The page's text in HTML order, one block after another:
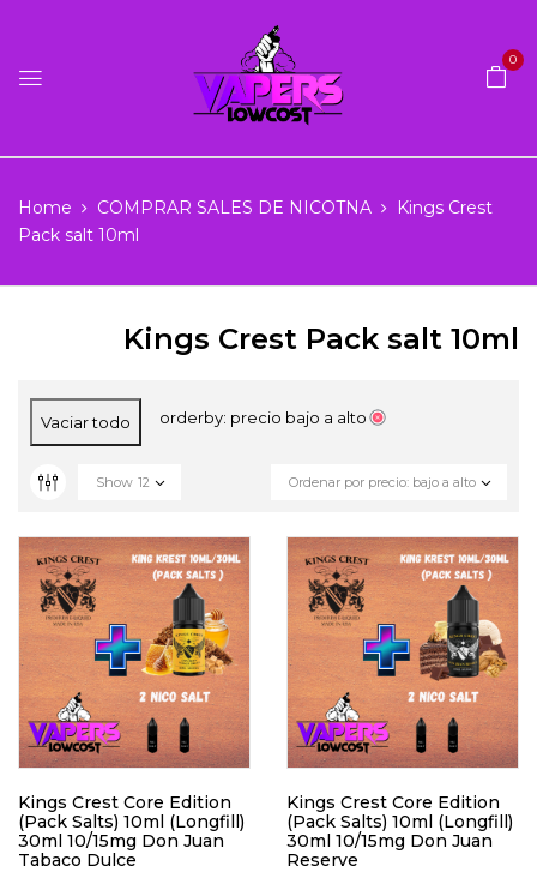
0
Home COMPRAR SALES DE NICOTNA
Kings Crest
Pack salt 10ml
Kings Crest Pack salt 10ml
Vaciar todo orderby: precio bajo a alto
Ordenar por precio: bajo a alto
Show 12
Kings Crest Core Edition
(Pack Salts) 10ml (Longfill)
30ml 10/15mg Don Juan
Tabaco Dulce
Kings Crest Core Edition
(Pack Salts) 10ml (Longfill)
30ml 10/15mg Don Juan
Reserve